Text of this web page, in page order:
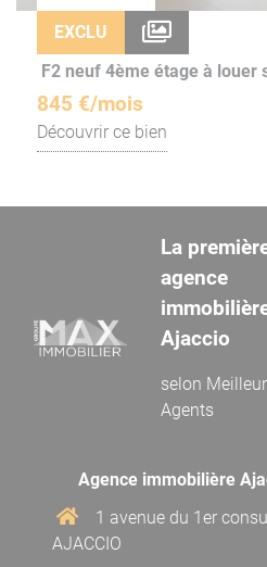
EXCLU
F2 neuf 4ème étage à louer
845 €/mois
Découvrir ce bien
La
agence
Ajaccio
selon
Agents
Agence immobilière
1 avenue du 1er
AJACCIO